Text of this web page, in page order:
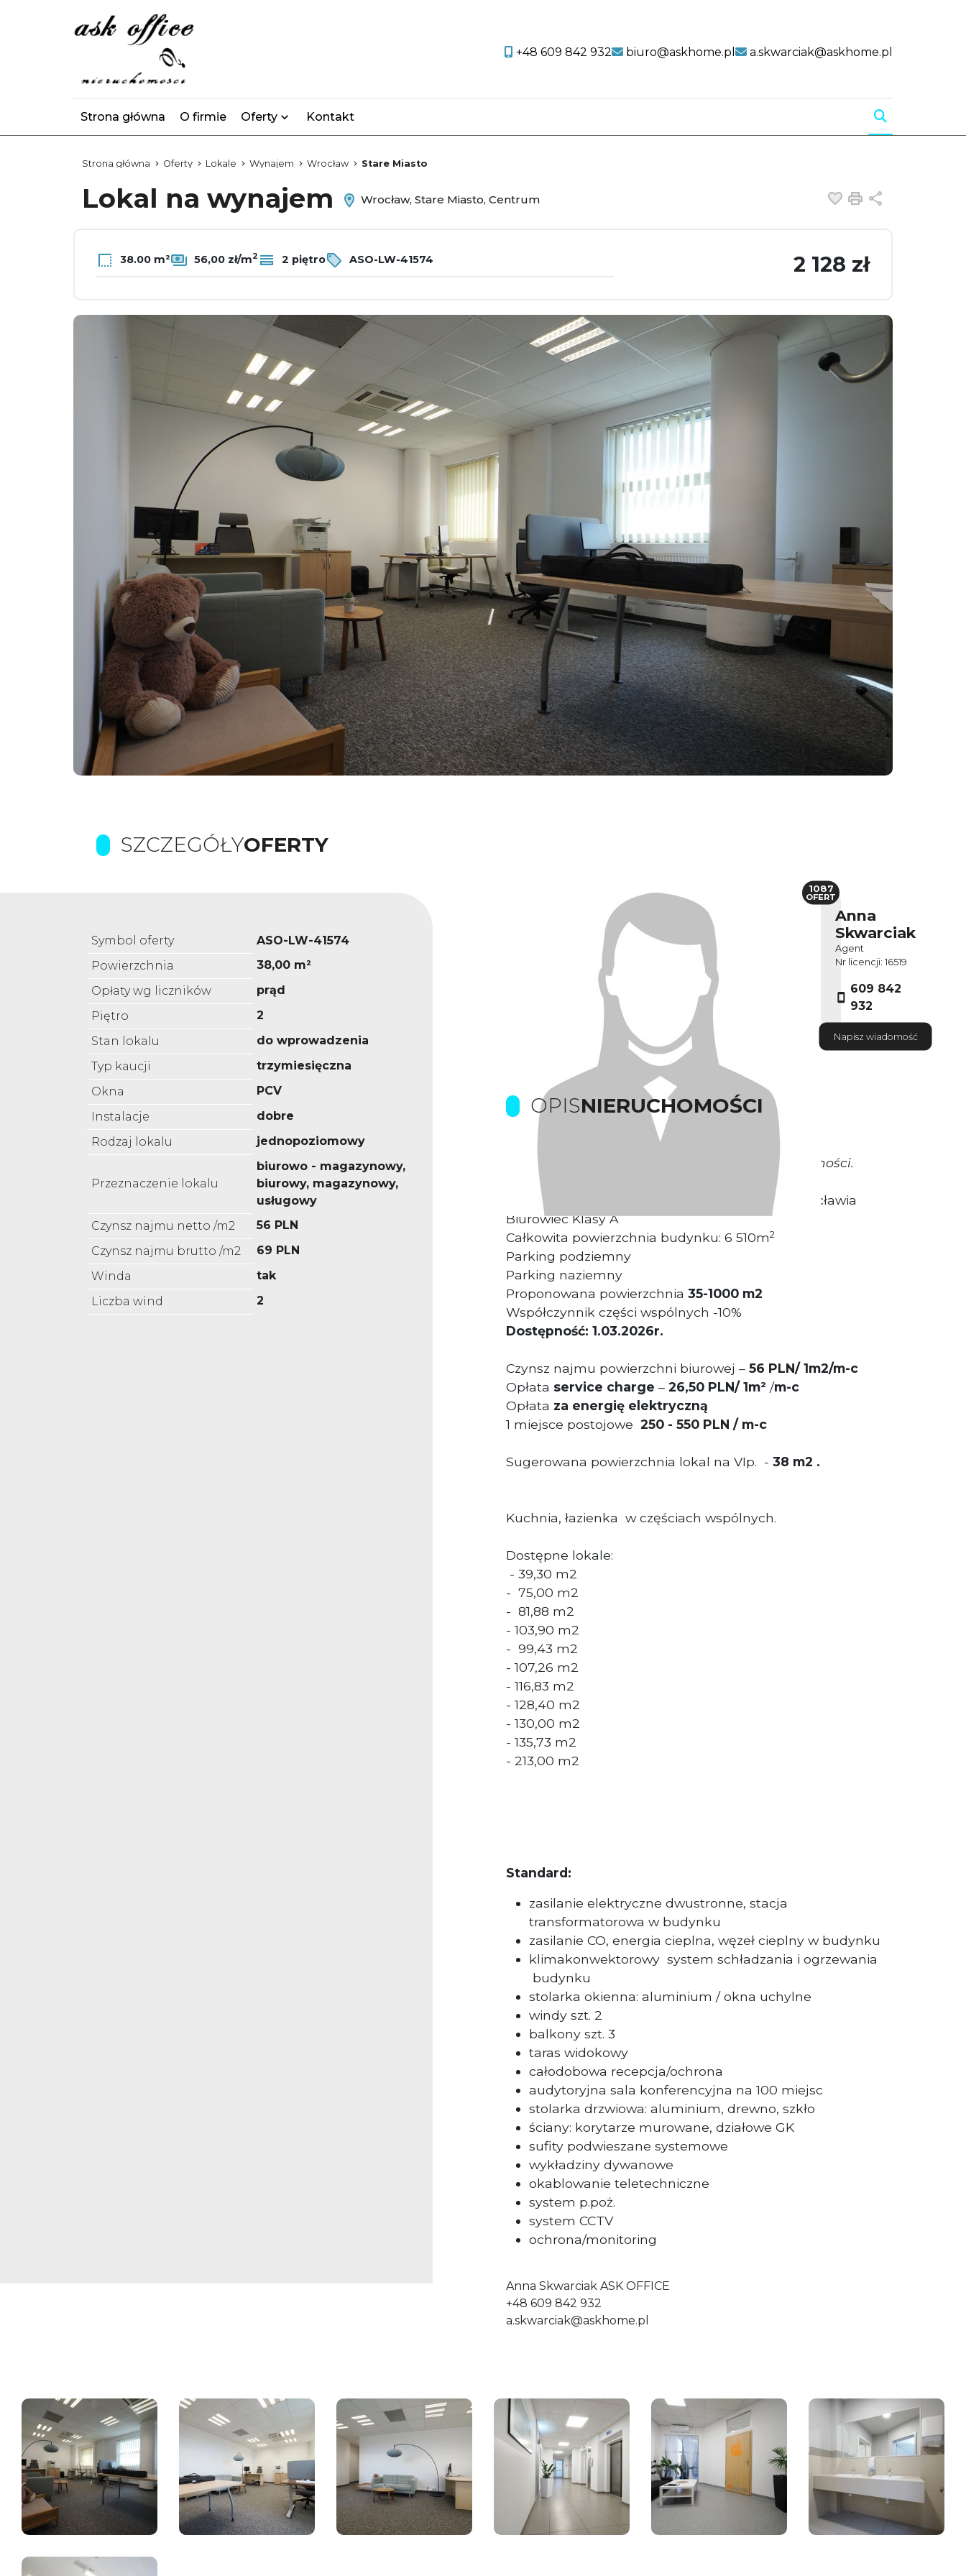
+48 609 842 932 biuro@askhome.pl a.skwarciak@askhome.pl
Strona główna O firmie Oferty Kontakt
Strona główna Oferty Lokale Wynajem Wrocław Stare Miasto
Lokal na wynajem Wrocław, Stare Miasto, Centrum Dodaj do
Drukuj
38.00 m² 56,00 zł/m2 2 piętro ASO-LW-41574 2 128 zł
SZCZEGÓŁYOFERTY
Symbol oferty
ASO-LW-41574
Powierzchnia
38,00 m²
Opłaty wg liczników
prąd
Piętro
2
Stan lokalu
do wprowadzenia
Typ kaucji
trzymiesięczna
Okna
PCV
Instalacje
dobre
Rodzaj lokalu
jednopoziomowy
Przeznaczenie lokalu
biurowo - magazynowy,
biurowy, magazynowy,
usługowy
Czynsz najmu netto /m2
56 PLN
Czynsz najmu brutto /m2
69 PLN
Winda
tak
Liczba wind
2
Anna
Skwarciak
Agent
Nr licencji: 16519
609 842
932
Napisz wiadomość
1087
OFERT
OPISNIERUCHOMOŚCI
Prowizje dla biura pokrywa Właściciel nieruchomości.
Kompleks biurowy usytuowany w Centrum Wrocławia
Biurowiec Klasy A
Całkowita powierzchnia budynku: 6 510m2
Parking podziemny
Parking naziemny
Proponowana powierzchnia 35-1000 m2
Współczynnik części wspólnych -10%
Dostępność: 1.03.2026r.
Czynsz najmu powierzchni biurowej – 56 PLN/ 1m2/m-c
Opłata service charge – 26,50 PLN/ 1m² /m-c
Opłata za energię elektryczną
1 miejsce postojowe 250 - 550 PLN / m-c
Sugerowana powierzchnia lokal na VIp. - 38 m2 .
Kuchnia, łazienka w częściach wspólnych.
Dostępne lokale:
- 39,30 m2
- 75,00 m2
- 81,88 m2
- 103,90 m2
- 99,43 m2
- 107,26 m2
- 116,83 m2
- 128,40 m2
- 130,00 m2
- 135,73 m2
- 213,00 m2
Standard:
zasilanie elektryczne dwustronne, stacja
transformatorowa w budynku
zasilanie CO, energia cieplna, węzeł cieplny w budynku
klimakonwektorowy system schładzania i ogrzewania
budynku
stolarka okienna: aluminium / okna uchylne
windy szt. 2
balkony szt. 3
taras widokowy
całodobowa recepcja/ochrona
audytoryjna sala konferencyjna na 100 miejsc
stolarka drzwiowa: aluminium, drewno, szkło
ściany: korytarze murowane, działowe GK
sufity podwieszane systemowe
wykładziny dywanowe
okablowanie teletechniczne
system p.poż.
system CCTV
ochrona/monitoring
Anna Skwarciak ASK OFFICE
+48 609 842 932
a.skwarciak@askhome.pl